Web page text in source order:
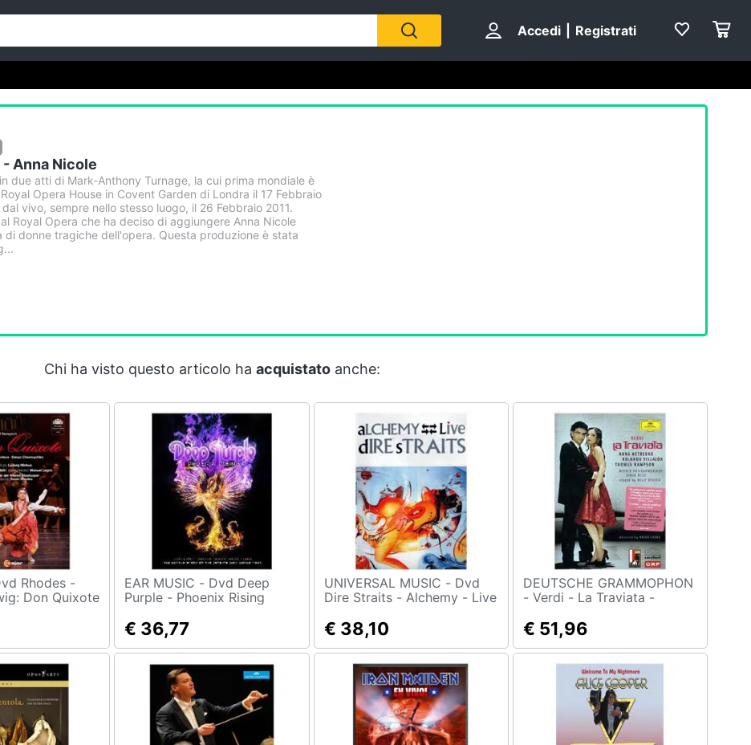
Accedi Registrati
Anna Nicole
due atti di Mark-Anthony Turnage, la cui prima mondiale è
Opera House in Covent Garden di Londra il 17 Febbraio
vivo, sempre nello stesso luogo, il 26 Febbraio 2011.
Royal Opera che ha deciso di aggiungere Anna Nicole
di donne tragiche dell'opera. Questa produzione è stata
Chi ha visto questo articolo ha acquistatoanche:
Don Quixote
EAR MUSIC - Dvd Deep
Purple - Phoenix Rising
€ 36,77
UNIVERSAL MUSIC - Dvd
Dire Straits - Alchemy - Live
€ 38,10
DEUTSCHE GRAMMOPHON
- Verdi - La Traviata -
€ 51,96